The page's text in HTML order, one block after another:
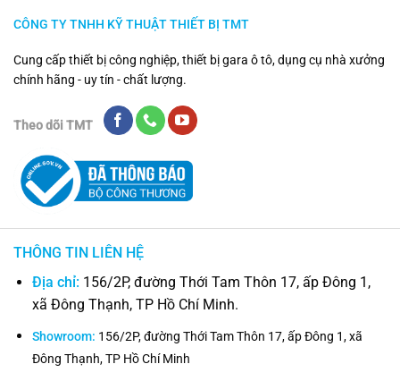
CÔNG TY TNHH KỸ THUẬT THIẾT BỊ TMT
Cung cấp thiết bị công nghiệp, thiết bị gara ô tô, dụng cụ nhà xưởng
chính hãng - uy tín - chất lượng.
Theo dõi TMT
THÔNG TIN LIÊN HỆ
Địa chỉ: 156/2P, đường Thới Tam Thôn 17, ấp Đông 1,
xã Đông Thạnh, TP Hồ Chí Minh.
Showroom: 156/2P, đường Thới Tam Thôn 17, ấp Đông 1, xã
Đông Thạnh, TP Hồ Chí Minh